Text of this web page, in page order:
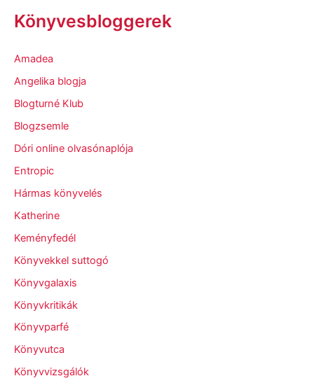
Könyvesbloggerek
Amadea
Angelika blogja
Blogturné Klub
Blogzsemle
Dóri online olvasónaplója
Entropic
Hármas könyvelés
Katherine
Keményfedél
Könyvekkel suttogó
Könyvgalaxis
Könyvkritikák
Könyvparfé
Könyvutca
Könyvvizsgálók